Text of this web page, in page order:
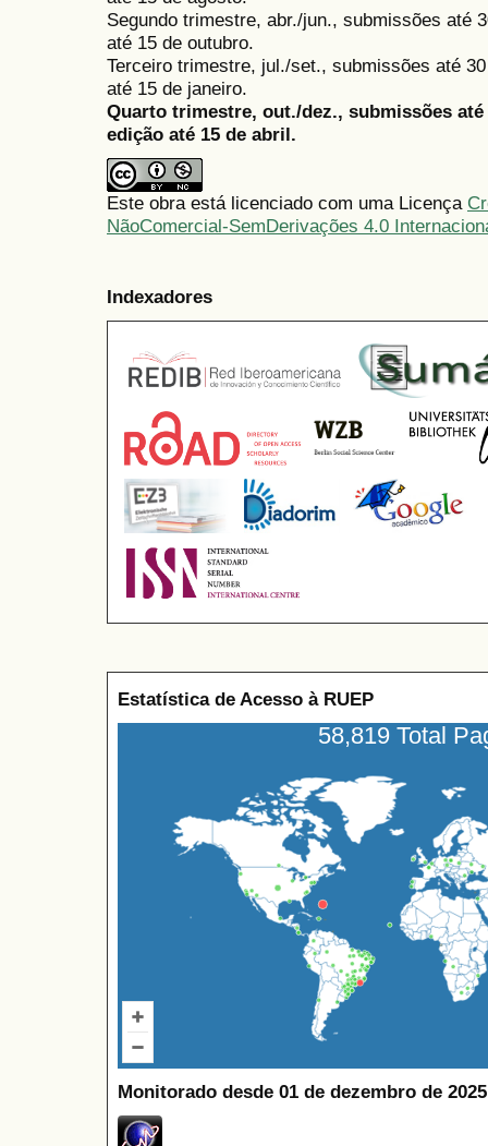
Segundo trimestre, abr./jun., submissões até
até 15 de outubro.
Terceiro trimestre, jul./set., submissões até
até 15 de janeiro.
Quarto trimestre, out./dez., submissões
edição até 15 de abril.
Este obra está licenciado com uma Licença
NãoComercial-SemDerivações 4.0
Indexadores
Estatística de Acesso à RUEP
58,819 Total
Monitorado desde 01 de dezembro de